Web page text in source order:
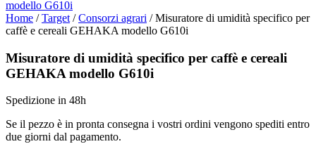
Home /Target /Consorzi agrari / Misuratore di umidità specifico per
caffè e cereali GEHAKA modello G610i
Misuratore di umidità specifico per caffè e cereali
GEHAKA modello G610i
Spedizione in 48h
Se il pezzo è in pronta consegna i vostri ordini vengono spediti entro
due giorni dal pagamento.